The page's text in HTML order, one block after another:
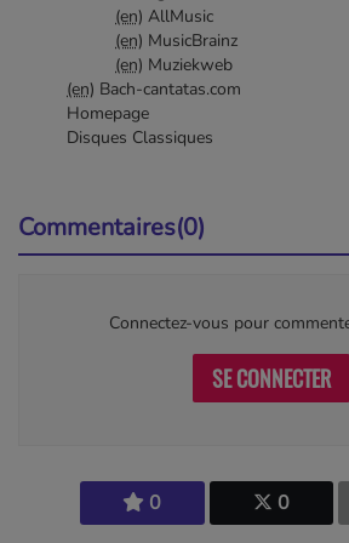
0 0
(en) AllMusic
(en) MusicBrainz
(en) Muziekweb
(en) Bach-cantatas.com
Homepage
Disques Classiques
Commentaires(0)
Connectez-vous pour
SE CONNECTER